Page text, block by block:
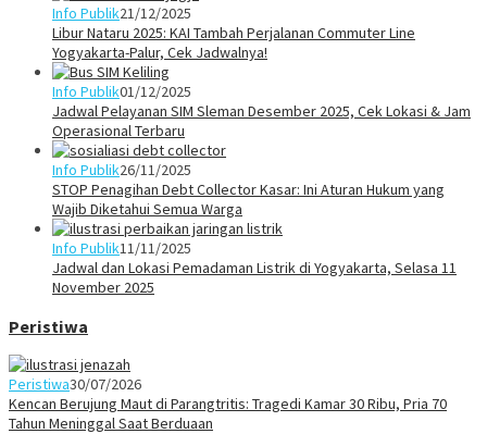
Info Publik21/12/2025
Libur Nataru 2025: KAI Tambah Perjalanan Commuter Line
Yogyakarta-Palur, Cek Jadwalnya!
Info Publik01/12/2025
Jadwal Pelayanan SIM Sleman Desember 2025, Cek Lokasi & Jam
Operasional Terbaru
Info Publik26/11/2025
STOP Penagihan Debt Collector Kasar: Ini Aturan Hukum yang
Wajib Diketahui Semua Warga
Info Publik11/11/2025
Jadwal dan Lokasi Pemadaman Listrik di Yogyakarta, Selasa 11
November 2025
Peristiwa
Peristiwa30/07/2026
Kencan Berujung Maut di Parangtritis: Tragedi Kamar 30 Ribu, Pria 70
Tahun Meninggal Saat Berduaan